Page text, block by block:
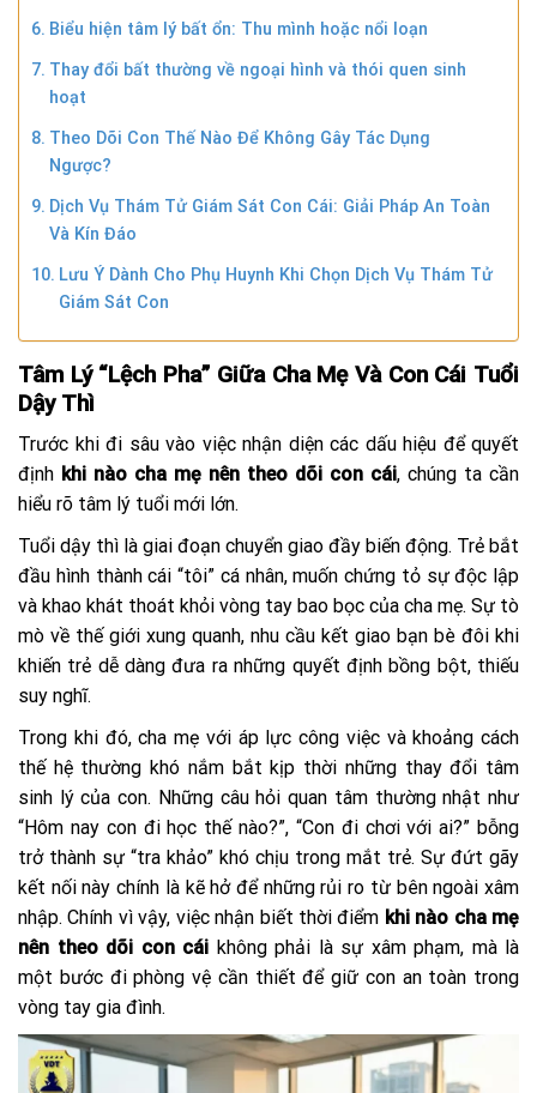
Biểu hiện tâm lý bất ổn: Thu mình hoặc nổi loạn
Thay đổi bất thường về ngoại hình và thói quen sinh
hoạt
Theo Dõi Con Thế Nào Để Không Gây Tác Dụng
Ngược?
Dịch Vụ Thám Tử Giám Sát Con Cái: Giải Pháp An Toàn
Và Kín Đáo
Lưu Ý Dành Cho Phụ Huynh Khi Chọn Dịch Vụ Thám Tử
Giám Sát Con
Tâm Lý “Lệch Pha” Giữa Cha Mẹ Và Con Cái Tuổi
Dậy Thì
Trước khi đi sâu vào việc nhận diện các dấu hiệu để quyết
định khi nào cha mẹ nên theo dõi con cái, chúng ta cần
hiểu rõ tâm lý tuổi mới lớn.
Tuổi dậy thì là giai đoạn chuyển giao đầy biến động. Trẻ bắt
đầu hình thành cái “tôi” cá nhân, muốn chứng tỏ sự độc lập
và khao khát thoát khỏi vòng tay bao bọc của cha mẹ. Sự tò
mò về thế giới xung quanh, nhu cầu kết giao bạn bè đôi khi
khiến trẻ dễ dàng đưa ra những quyết định bồng bột, thiếu
suy nghĩ.
Trong khi đó, cha mẹ với áp lực công việc và khoảng cách
thế hệ thường khó nắm bắt kịp thời những thay đổi tâm
sinh lý của con. Những câu hỏi quan tâm thường nhật như
“Hôm nay con đi học thế nào?”, “Con đi chơi với ai?” bỗng
trở thành sự “tra khảo” khó chịu trong mắt trẻ. Sự đứt gãy
kết nối này chính là kẽ hở để những rủi ro từ bên ngoài xâm
nhập. Chính vì vậy, việc nhận biết thời điểm khi nào cha mẹ
nên theo dõi con cái không phải là sự xâm phạm, mà là
một bước đi phòng vệ cần thiết để giữ con an toàn trong
vòng tay gia đình.